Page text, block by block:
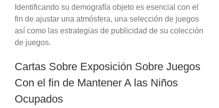
Identificando su demografía objeto es esencial con el
fin de ajustar una atmósfera, una selección de juegos
así­ como las estrategias de publicidad de su colección
de juegos.
Cartas Sobre Exposición Sobre Juegos
Con el fin de Mantener A las Niños
Ocupados